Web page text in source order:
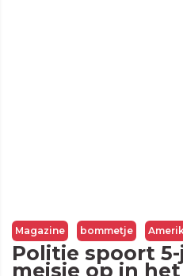
Magazine bommetje
Politie spoort
meisje op in